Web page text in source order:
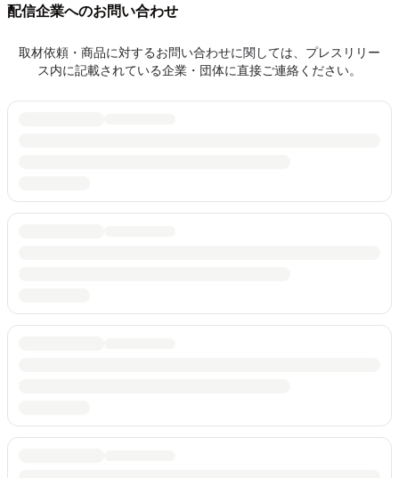
配信企業へのお問い合わせ
取材依頼・商品に対するお問い合わせに関しては、プレスリリー
ス内に記載されている企業・団体に直接ご連絡ください。